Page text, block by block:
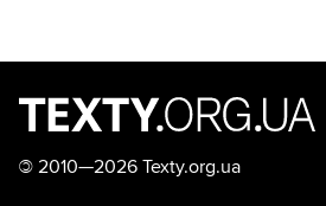
© 2010—2026 Texty.org.ua